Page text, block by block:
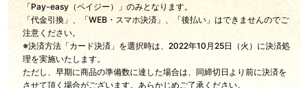
「Pay-easy（ペイジー）」のみとなります。
「代金引換」、「WEB・スマホ決済」、「後払い」はできませんのでご
注意ください。
※決済方法「カード決済」を選択時は、2022年10月25日（火）に決済処
理を実施いたします。
ただし、早期に商品の準備数に達した場合は、同締切日より前に決済を
させて頂く場合がございます。あらかじめご了承ください。